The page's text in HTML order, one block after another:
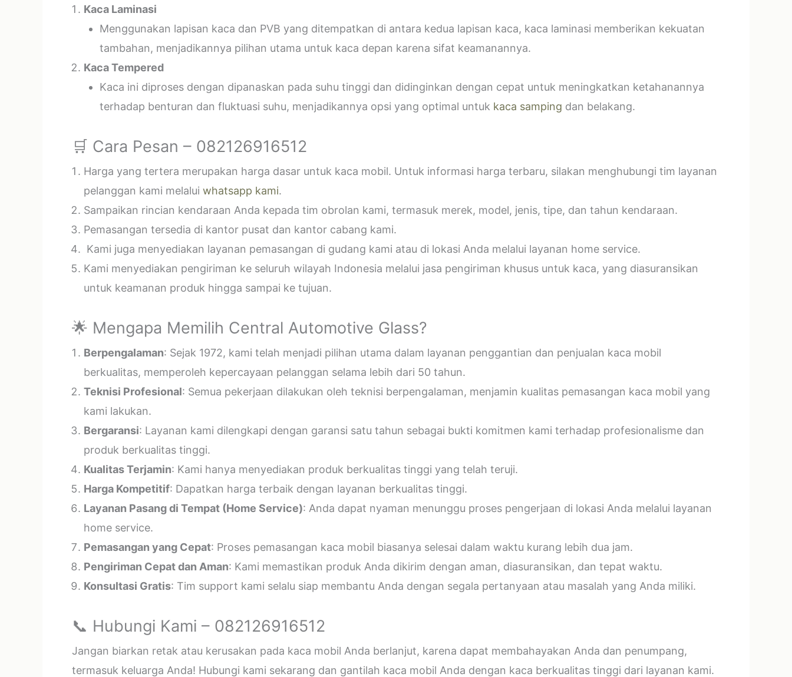
Kaca Laminasi
Menggunakan lapisan kaca dan PVB yang ditempatkan di antara kedua lapisan kaca, kaca laminasi memberikan kekuatan
tambahan, menjadikannya pilihan utama untuk kaca depan karena sifat keamanannya.
Kaca Tempered
Kaca ini diproses dengan dipanaskan pada suhu tinggi dan didinginkan dengan cepat untuk meningkatkan ketahanannya
terhadap benturan dan fluktuasi suhu, menjadikannya opsi yang optimal untuk kaca samping dan belakang.
🛒 Cara Pesan – 082126916512
Harga yang tertera merupakan harga dasar untuk kaca mobil. Untuk informasi harga terbaru, silakan menghubungi tim layanan
pelanggan kami melalui whatsapp kami.
Sampaikan rincian kendaraan Anda kepada tim obrolan kami, termasuk merek, model, jenis, tipe, dan tahun kendaraan.
Pemasangan tersedia di kantor pusat dan kantor cabang kami.
Kami juga menyediakan layanan pemasangan di gudang kami atau di lokasi Anda melalui layanan home service.
Kami menyediakan pengiriman ke seluruh wilayah Indonesia melalui jasa pengiriman khusus untuk kaca, yang diasuransikan
untuk keamanan produk hingga sampai ke tujuan.
🌟 Mengapa Memilih Central Automotive Glass?
Berpengalaman: Sejak 1972, kami telah menjadi pilihan utama dalam layanan penggantian dan penjualan kaca mobil
berkualitas, memperoleh kepercayaan pelanggan selama lebih dari 50 tahun.
Teknisi Profesional: Semua pekerjaan dilakukan oleh teknisi berpengalaman, menjamin kualitas pemasangan kaca mobil yang
kami lakukan.
Bergaransi: Layanan kami dilengkapi dengan garansi satu tahun sebagai bukti komitmen kami terhadap profesionalisme dan
produk berkualitas tinggi.
Kualitas Terjamin: Kami hanya menyediakan produk berkualitas tinggi yang telah teruji.
Harga Kompetitif: Dapatkan harga terbaik dengan layanan berkualitas tinggi.
Layanan Pasang di Tempat (Home Service): Anda dapat nyaman menunggu proses pengerjaan di lokasi Anda melalui layanan
home service.
Pemasangan yang Cepat: Proses pemasangan kaca mobil biasanya selesai dalam waktu kurang lebih dua jam.
Pengiriman Cepat dan Aman: Kami memastikan produk Anda dikirim dengan aman, diasuransikan, dan tepat waktu.
Konsultasi Gratis: Tim support kami selalu siap membantu Anda dengan segala pertanyaan atau masalah yang Anda miliki.
📞 Hubungi Kami – 082126916512
Jangan biarkan retak atau kerusakan pada kaca mobil Anda berlanjut, karena dapat membahayakan Anda dan penumpang,
termasuk keluarga Anda! Hubungi kami sekarang dan gantilah kaca mobil Anda dengan kaca berkualitas tinggi dari layanan kami.